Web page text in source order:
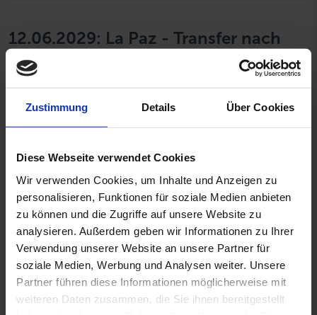
Zustimmung Details Über Cookies
Diese Webseite verwendet Cookies
Wir verwenden Cookies, um Inhalte und Anzeigen zu
personalisieren, Funktionen für soziale Medien anbieten
zu können und die Zugriffe auf unsere Website zu
analysieren. Außerdem geben wir Informationen zu Ihrer
Verwendung unserer Website an unsere Partner für
soziale Medien, Werbung und Analysen weiter. Unsere
Partner führen diese Informationen möglicherweise mit
weiteren Daten zusammen, die Sie ihnen bereitgestellt
12.06.2029: La Paz - Transfer nach
Cabo San Lucas, Boarding Nautilus
UnderSea
In den Morgenstunden erreichen Sie La Paz. Nach
dem Frühstück verlassen Sie die Nautilus Gallant
Lady und werden nach Cabo San Lucas gebracht.
Tauchbasis der See Creatures zum Check-In ein.
Sollten Sie deutlich früher dort sein, können Sie Ihr
Gepäck hier lagern. Die Basis (nur 2 Blocks von der
Marina entfernt) öffnet morgens um 9:30 Uhr.
Wenn Sie es wünschen, organisieren die Mitarbeiter
einen Ausflug für Sie oder helfen Ihnen bei Ihrer
Tagesplanung, bis Sie an Bord gehen. Gegen 19:30